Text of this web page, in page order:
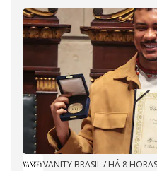
VANITY BRASIL/ HÁ 8 HORAS